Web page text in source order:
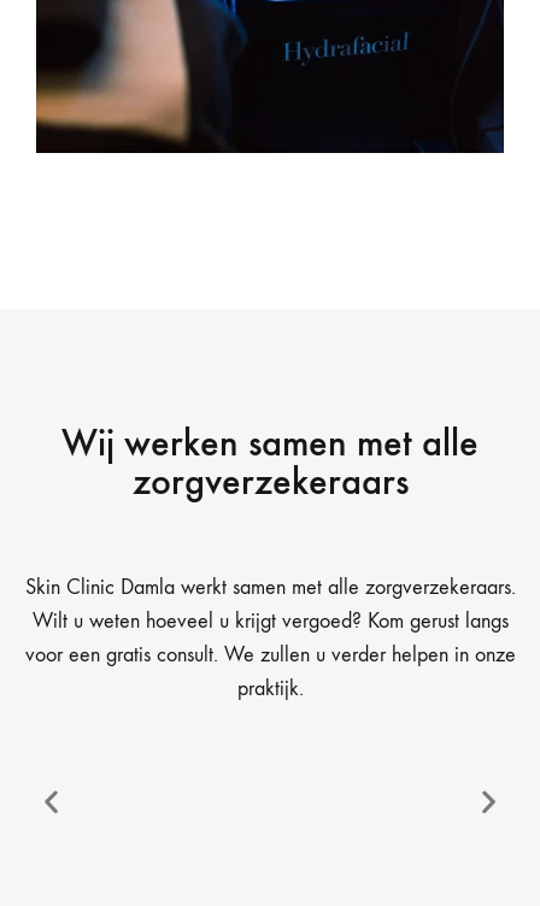
Wij werken samen met alle
zorgverzekeraars
Skin Clinic Damla werkt samen met alle zorgverzekeraars.
Wilt u weten hoeveel u krijgt vergoed? Kom gerust langs
voor een gratis consult. We zullen u verder helpen in onze
praktijk.